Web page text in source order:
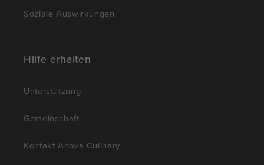
Soziale Auswirkungen
Hilfe erhalten
Unterstützung
Gemeinschaft
Kontakt Anova Culinary